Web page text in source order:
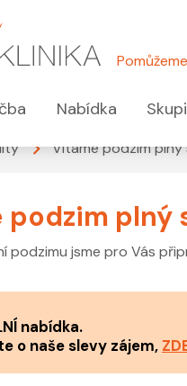
Nabídka
Vítáme podzim plný
podzim plný
podzimu jsme pro Vás
nabídka.
o naše slevy zájem,